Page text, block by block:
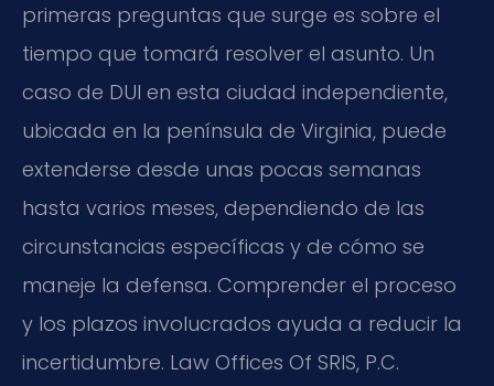
primeras preguntas que surge es sobre el
tiempo que tomará resolver el asunto. Un
caso de DUI en esta ciudad independiente,
ubicada en la península de Virginia, puede
extenderse desde unas pocas semanas
hasta varios meses, dependiendo de las
circunstancias específicas y de cómo se
maneje la defensa. Comprender el proceso
y los plazos involucrados ayuda a reducir la
incertidumbre. Law Offices Of SRIS, P.C.